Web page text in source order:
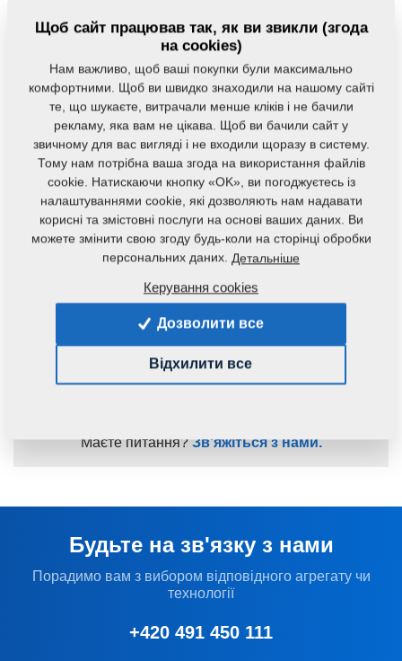
«Компактомат» – феномен в
предпосевной подготовке
Компания Farmet активно работает на чешском
рождения празднует наш первый и, в
комбинатор премиксов «Компактомат».
Прочитати статтю
Маєте питання?Зв'яжіться з нами.
Будьте на зв'язку з нами
Порадимо вам з вибором відповідного агрегату чи
технології
+420 491 450 111
Щоб сайт працював так, як ви звикли (згода
на cookies)
Нам важливо, щоб ваші покупки були максимально
комфортними. Щоб ви швидко знаходили на нашому сайті
те, що шукаєте, витрачали менше кліків і не бачили
рекламу, яка вам не цікава. Щоб ви бачили сайт у
звичному для вас вигляді і не входили щоразу в систему.
Тому нам потрібна ваша згода на використання файлів
cookie. Натискаючи кнопку «OK», ви погоджуєтесь із
налаштуваннями cookie, які дозволяють нам надавати
корисні та змістовні послуги на основі ваших даних. Ви
можете змінити свою згоду будь-коли на сторінці обробки
персональних даних. Детальніше
Керування cookies
Дозволити все
Відхилити все